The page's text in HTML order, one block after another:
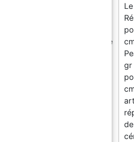
Un pigment Métallique Pearline
gr